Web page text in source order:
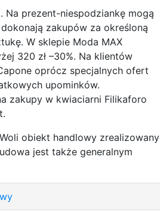
Na prezent-niespodziankę mogą
zakupów za określoną
W sklepie Moda MAX
320 zł –30%. Na klientów
oprócz specjalnych ofert
upominków.
zakupy w kwiaciarni Filikaforo
obiekt handlowy zrealizowany
jest także generalnym